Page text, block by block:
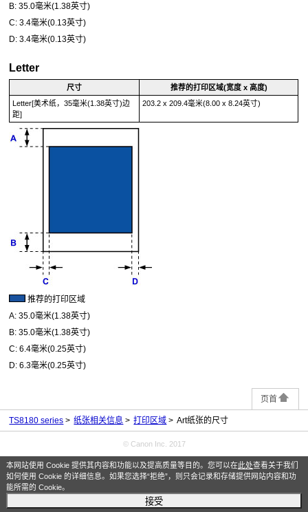
本网站使用 Cookie 提供其内容和功能以及提高质量等目的。您可以在此处查看关于我们
如何使用 Cookie 的详细信息。如果您选择“拒绝”，则只会记录和存储提供网站内容和功
能所需的 Cookie。
接受
B:35.0毫米(1.38英寸)
C:3.4毫米(0.13英寸)
D:3.4毫米(0.13英寸)
Letter
尺寸
推荐的打印区域(宽度 x 高度)
Letter[美术纸，35毫米(1.38英寸)边
距]
203.2 x 209.4毫米(8.00 x 8.24英寸)
推荐的打印区域
A:35.0毫米(1.38英寸)
B:35.0毫米(1.38英寸)
C:6.4毫米(0.25英寸)
D:6.3毫米(0.25英寸)
页首
TS8180 series 纸张相关信息 打印区域 Art纸张的尺寸
© Canon Inc. 2017